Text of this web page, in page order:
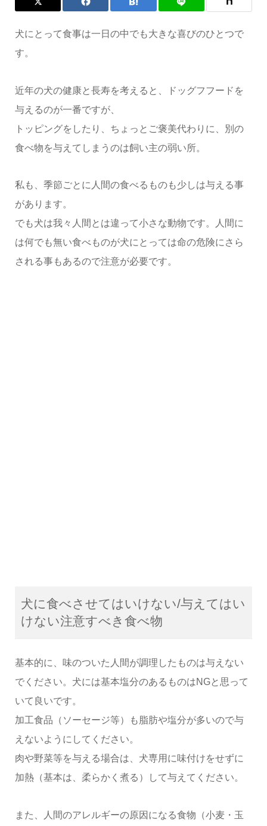
犬にとって食事は一日の中でも大きな喜びのひとつで
す。
近年の犬の健康と長寿を考えると、ドッグフフードを
与えるのが一番ですが、
トッピングをしたり、ちょっとご褒美代わりに、別の
食べ物を与えてしまうのは飼い主の弱い所。
私も、季節ごとに人間の食べるものも少しは与える事
があります。
でも犬は我々人間とは違って小さな動物です。人間に
は何でも無い食べものが犬にとっては命の危険にさら
される事もあるので注意が必要です。
犬に食べさせてはいけない/与えてはい
けない注意すべき食べ物
基本的に、味のついた人間が調理したものは与えない
でください。犬には基本塩分のあるものはNGと思って
いて良いです。
加工食品（ソーセージ等）も脂肪や塩分が多いので与
えないようにしてください。
肉や野菜等を与える場合は、犬専用に味付けをせずに
加熱（基本は、柔らかく煮る）して与えてください。
また、人間のアレルギーの原因になる食物（小麦・玉